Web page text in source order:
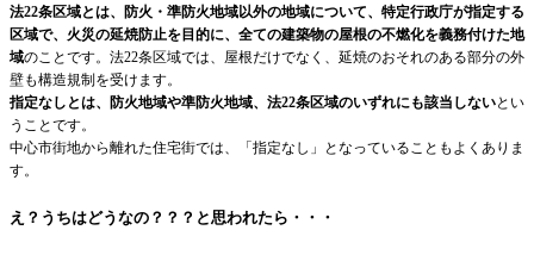
法22条区域とは、防火・準防火地域以外の地域について、特定行政庁が指定する
区域で、火災の延焼防止を目的に、全ての建築物の屋根の不燃化を義務付けた地
域のことです。法22条区域では、屋根だけでなく、延焼のおそれのある部分の外
壁も構造規制を受けます。
指定なしとは、防火地域や準防火地域、法22条区域のいずれにも該当しないとい
うことです。
中心市街地から離れた住宅街では、「指定なし」となっていることもよくありま
す。
え？うちはどうなの？？？と思われたら・・・